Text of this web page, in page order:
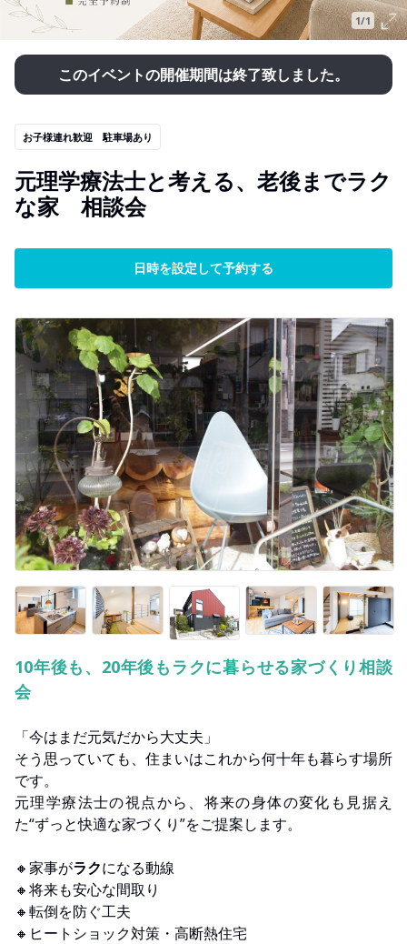
1/1
このイベントの開催期間は終了致しました。
お子様連れ歓迎 駐車場あり
元理学療法士と考える、老後までラク
な家 相談会
日時を設定して予約する
10年後も、20年後もラクに暮らせる家づくり相談
会
「今はまだ元気だから大丈夫」
そう思っていても、住まいはこれから何十年も暮らす場所
です。
元理学療法士の視点から、将来の身体の変化も見据え
た“ずっと快適な家づくり”をご提案します。
🔸家事がラクになる動線
🔸将来も安心な間取り
🔸転倒を防ぐ工夫
🔸ヒートショック対策・高断熱住宅